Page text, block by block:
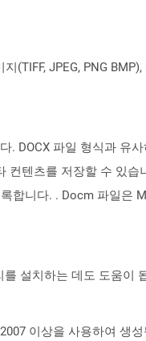
(TIFF, JPEG, PNG
DOCX 파일 형식과 유
컨텐츠를 저장할 수 있
합니다. . Docm 파일은
설치하는 데도 도움이
이상을 사용하여 생